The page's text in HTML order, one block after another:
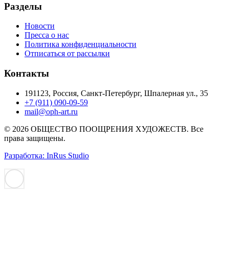
Разделы
Новости
Пресса о нас
Политика конфиденциальности
Отписаться от рассылки
Контакты
191123, Россия, Санкт-Петербург, Шпалерная ул., 35
+7 (911) 090-09-59
mail@oph-art.ru
© 2026 ОБЩЕСТВО ПООЩРЕНИЯ ХУДОЖЕСТВ. Все
права защищены.
Разработка: InRus Studio